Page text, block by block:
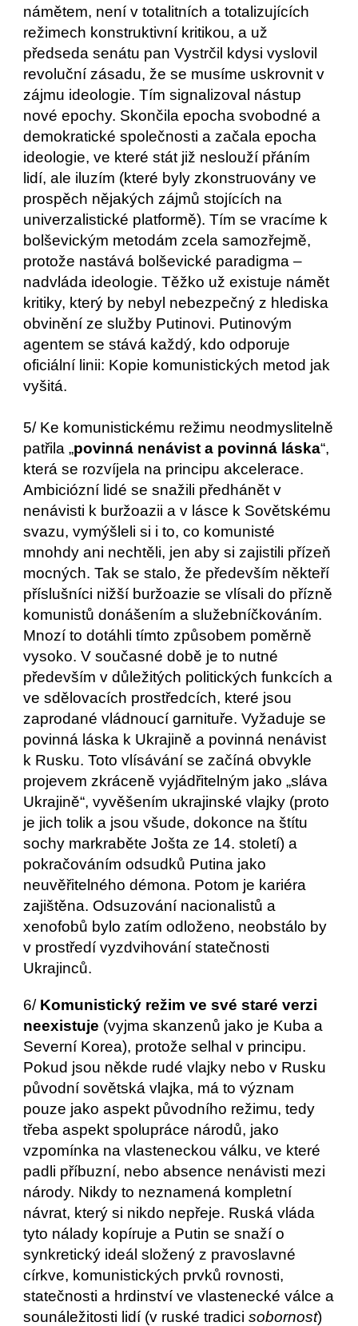
námětem, není v totalitních a totalizujících
režimech konstruktivní kritikou, a už
předseda senátu pan Vystrčil kdysi vyslovil
revoluční zásadu, že se musíme uskrovnit v
zájmu ideologie. Tím signalizoval nástup
nové epochy. Skončila epocha svobodné a
demokratické společnosti a začala epocha
ideologie, ve které stát již neslouží přáním
lidí, ale iluzím (které byly zkonstruovány ve
prospěch nějakých zájmů stojících na
univerzalistické platformě). Tím se vracíme k
bolševickým metodám zcela samozřejmě,
protože nastává bolševické paradigma –
nadvláda ideologie. Těžko už existuje námět
kritiky, který by nebyl nebezpečný z hlediska
obvinění ze služby Putinovi. Putinovým
agentem se stává každý, kdo odporuje
oficiální linii: Kopie komunistických metod jak
vyšitá.
5/ Ke komunistickému režimu neodmyslitelně
patřila „povinná nenávist a povinná láska“,
která se rozvíjela na principu akcelerace.
Ambiciózní lidé se snažili předhánět v
nenávisti k buržoazii a v lásce k Sovětskému
svazu, vymýšleli si i to, co komunisté
mnohdy ani nechtěli, jen aby si zajistili přízeň
mocných. Tak se stalo, že především někteří
příslušníci nižší buržoazie se vlísali do přízně
komunistů donášením a služebníčkováním.
Mnozí to dotáhli tímto způsobem poměrně
vysoko. V současné době je to nutné
především v důležitých politických funkcích a
ve sdělovacích prostředcích, které jsou
zaprodané vládnoucí garnituře. Vyžaduje se
povinná láska k Ukrajině a povinná nenávist
k Rusku. Toto vlísávání se začíná obvykle
projevem zkráceně vyjádřitelným jako „sláva
Ukrajině“, vyvěšením ukrajinské vlajky (proto
je jich tolik a jsou všude, dokonce na štítu
sochy markraběte Jošta ze 14. století) a
pokračováním odsudků Putina jako
neuvěřitelného démona. Potom je kariéra
zajištěna. Odsuzování nacionalistů a
xenofobů bylo zatím odloženo, neobstálo by
v prostředí vyzdvihování statečnosti
Ukrajinců.
6/ Komunistický režim ve své staré verzi
neexistuje (vyjma skanzenů jako je Kuba a
Severní Korea), protože selhal v principu.
Pokud jsou někde rudé vlajky nebo v Rusku
původní sovětská vlajka, má to význam
pouze jako aspekt původního režimu, tedy
třeba aspekt spolupráce národů, jako
vzpomínka na vlasteneckou válku, ve které
padli příbuzní, nebo absence nenávisti mezi
národy. Nikdy to neznamená kompletní
návrat, který si nikdo nepřeje. Ruská vláda
tyto nálady kopíruje a Putin se snaží o
synkretický ideál složený z pravoslavné
církve, komunistických prvků rovnosti,
statečnosti a hrdinství ve vlastenecké válce a
sounáležitosti lidí (v ruské tradici sobornost)